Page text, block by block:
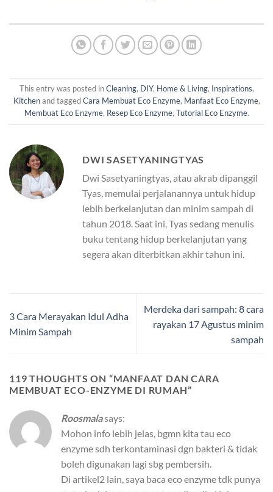
This entry was posted inCleaning, DIY, Home & Living, Inspirations,
Kitchenand taggedCara Membuat Eco Enzyme, Manfaat Eco Enzyme,
Membuat Eco Enzyme, Resep Eco Enzyme, Tutorial Eco Enzyme.
DWI SASETYANINGTYAS
Dwi Sasetyaningtyas, atau akrab dipanggil
Tyas, memulai perjalanannya untuk hidup
lebih berkelanjutan dan minim sampah di
tahun 2018. Saat ini, Tyas sedang menulis
buku tentang hidup berkelanjutan yang
segera akan diterbitkan akhir tahun ini.
3 Cara Merayakan Idul Adha
Minim Sampah
Merdeka dari sampah: 8 cara
rayakan 17 Agustus minim
sampah
119 THOUGHTS ON “MANFAAT DAN CARA
MEMBUAT ECO-ENZYME DI RUMAH”
Roosmalasays:
Mohon info lebih jelas, bgmn kita tau eco
enzyme sdh terkontaminasi dgn bakteri & tidak
boleh digunakan lagi sbg pembersih.
Di artikel2 lain, saya baca eco enzyme tdk punya